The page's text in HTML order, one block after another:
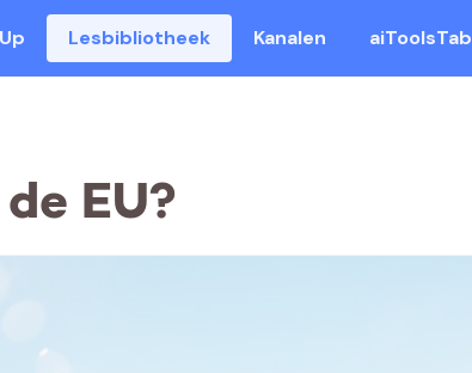
Lesbibliotheek Kanalen aiToolsTab
EU?